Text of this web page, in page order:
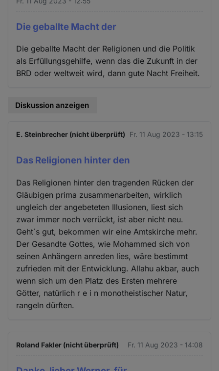
Die geballte Macht der
Die geballte Macht der Religionen und die Politik
als Erfüllungsgehilfe, wenn das die Zukunft in der
BRD oder weltweit wird, dann gute Nacht Freiheit.
Diskussion anzeigen
E. Steinbrecher (nicht überprüft) Fr. 11 Aug 2023 - 13:15
Das Religionen hinter den
Das Religionen hinter den tragenden Rücken der
Gläubigen prima zusammenarbeiten, wirklich
ungleich der angebeteten Illusionen, liest sich
zwar immer noch verrückt, ist aber nicht neu.
Geht´s gut, bekommen wir eine Amtskirche mehr.
Der Gesandte Gottes, wie Mohammed sich von
seinen Anhängern anreden lies, wäre bestimmt
zufrieden mit der Entwicklung. Allahu akbar, auch
wenn sich um den Platz des Ersten mehrere
Götter, natürlich r e i n monotheistischer Natur,
rangeln dürften.
Roland Fakler (nicht überprüft) Fr. 11 Aug 2023 - 14:08